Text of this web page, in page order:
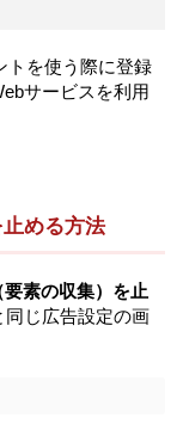
トを使う際に登録
サービスを利用
める方法
素の収集）を止
じ広告設定の画